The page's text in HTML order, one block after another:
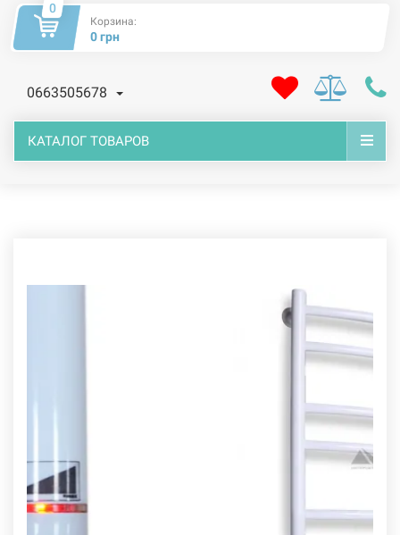
0
Корзина:
0 грн
0663505678
КАТАЛОГ ТОВАРОВ